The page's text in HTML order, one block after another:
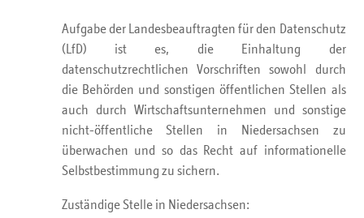
Aufgabe der Landesbeauftragten für den Datenschutz
(LfD) ist es, die Einhaltung der
datenschutzrechtlichen Vorschriften sowohl durch
die Behörden und sonstigen öffentlichen Stellen als
auch durch Wirtschaftsunternehmen und sonstige
nicht-öffentliche Stellen in Niedersachsen zu
überwachen und so das Recht auf informationelle
Selbstbestimmung zu sichern.
Zuständige Stelle in Niedersachsen: